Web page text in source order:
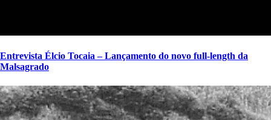
Entrevista Élcio Tocaia – Lançamento do novo full-length da
Malsagrado